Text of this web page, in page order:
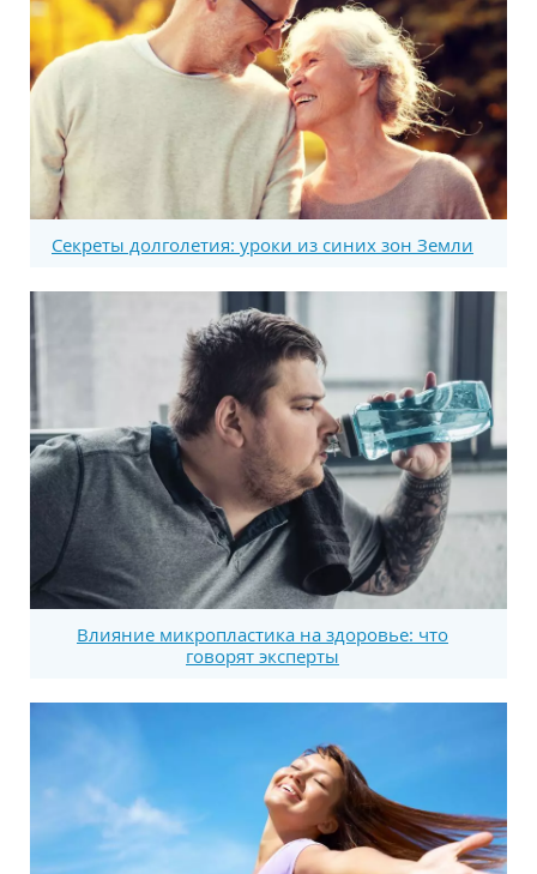
Секреты долголетия: уроки из синих зон Земли
Влияние микропластика на здоровье: что
говорят эксперты